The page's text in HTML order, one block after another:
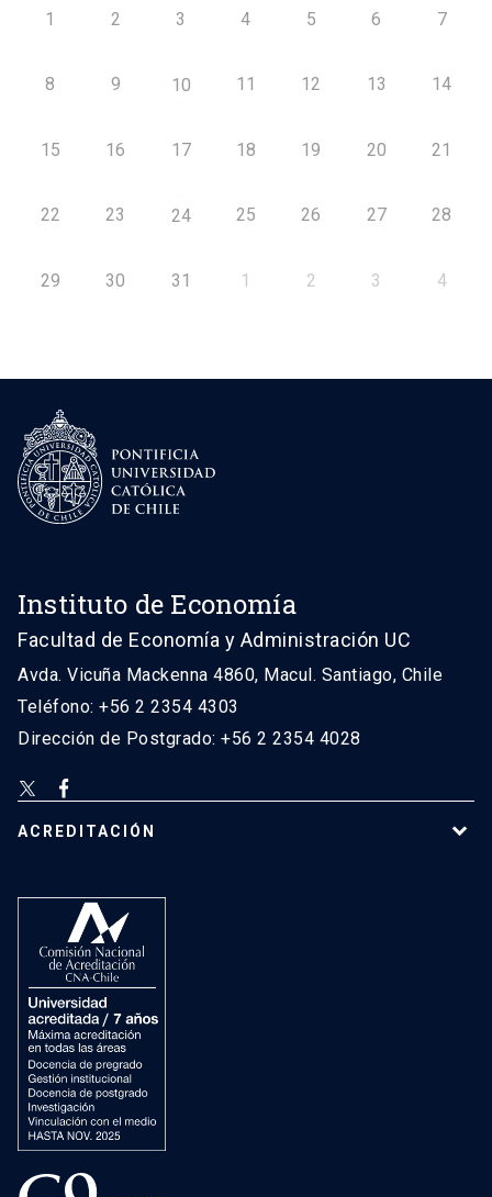
1 2 3 4 5 6 7
8 9 10 11 12 13 14
15 16 17 18 19 20 21
22 23 24 25 26 27 28
29 30 31 1 2 3 4
Instituto de Economía
Facultad de Economía y Administración UC
Avda. Vicuña Mackenna 4860, Macul. Santiago, Chile
Teléfono: +56 2 2354 4303
Dirección de Postgrado: +56 2 2354 4028
ACREDITACIÓN